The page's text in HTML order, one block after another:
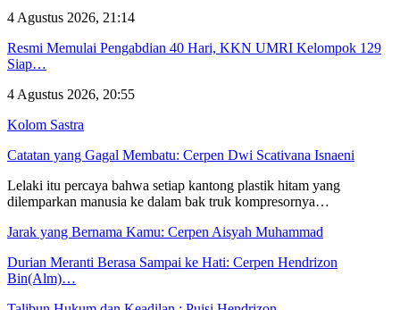
4 Agustus 2026, 21:14
Resmi Memulai Pengabdian 40 Hari, KKN UMRI Kelompok 129
Siap…
4 Agustus 2026, 20:55
Kolom Sastra
Catatan yang Gagal Membatu: Cerpen Dwi Scativana Isnaeni
Lelaki itu percaya bahwa setiap kantong plastik hitam yang
dilemparkan manusia ke dalam bak truk kompresornya…
Jarak yang Bernama Kamu: Cerpen Aisyah Muhammad
Durian Meranti Berasa Sampai ke Hati: Cerpen Hendrizon
Bin(Alm)…